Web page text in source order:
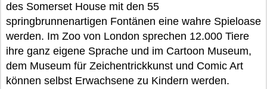
des Somerset House mit den 55
springbrunnenartigen Fontänen eine wahre Spieloase
werden. Im Zoo von London sprechen 12.000 Tiere
ihre ganz eigene Sprache und im Cartoon Museum,
dem Museum für Zeichentrickkunst und Comic Art
können selbst Erwachsene zu Kindern werden.